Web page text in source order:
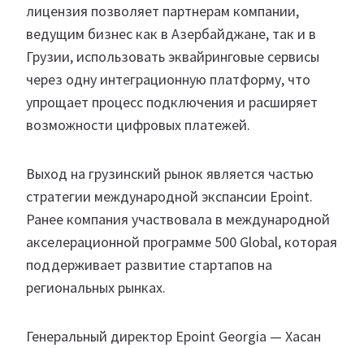
лицензия позволяет партнерам компании,
ведущим бизнес как в Азербайджане, так и в
Грузии, использовать эквайринговые сервисы
через одну интеграционную платформу, что
упрощает процесс подключения и расширяет
возможности цифровых платежей.
Выход на грузинский рынок является частью
стратегии международной экспансии Epoint.
Ранее компания участвовала в международной
акселерационной программе 500 Global, которая
поддерживает развитие стартапов на
региональных рынках.
Генеральный директор Epoint Georgia — Хасан